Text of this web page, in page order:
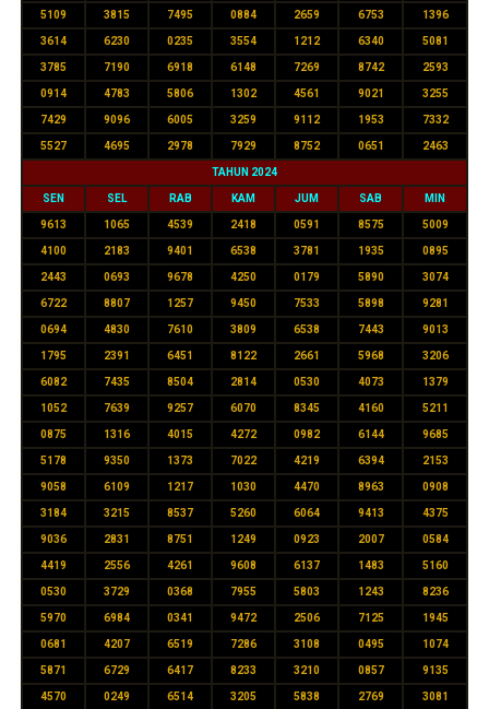
5109 3815 7495 0884 2659 6753 1396
3614 6230 0235 3554 1212 6340 5081
3785 7190 6918 6148 7269 8742 2593
0914 4783 5806 1302 4561 9021 3255
7429 9096 6005 3259 9112 1953 7332
5527 4695 2978 7929 8752 0651 2463
TAHUN 2024
SEN SEL RAB KAM JUM SAB MIN
9613 1065 4539 2418 0591 8575 5009
4100 2183 9401 6538 3781 1935 0895
2443 0693 9678 4250 0179 5890 3074
6722 8807 1257 9450 7533 5898 9281
0694 4830 7610 3809 6538 7443 9013
1795 2391 6451 8122 2661 5968 3206
6082 7435 8504 2814 0530 4073 1379
1052 7639 9257 6070 8345 4160 5211
0875 1316 4015 4272 0982 6144 9685
5178 9350 1373 7022 4219 6394 2153
9058 6109 1217 1030 4470 8963 0908
3184 3215 8537 5260 6064 9413 4375
9036 2831 8751 1249 0923 2007 0584
4419 2556 4261 9608 6137 1483 5160
0530 3729 0368 7955 5803 1243 8236
5970 6984 0341 9472 2506 7125 1945
0681 4207 6519 7286 3108 0495 1074
5871 6729 6417 8233 3210 0857 9135
4570 0249 6514 3205 5838 2769 3081